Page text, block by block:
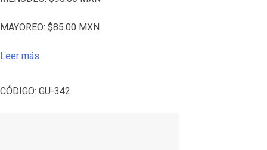
MAYOREO: $85.00 MXN
Leer más
CÓDIGO: GU-342